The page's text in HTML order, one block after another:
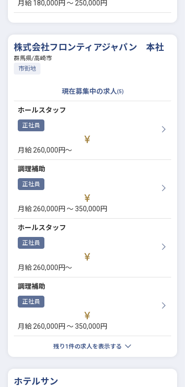
月給 180,000円 〜 250,000円
株式会社フロンティアジャパン 本社
群馬県/高崎市
市街地
現在募集中の求人(5)
正社員
ホールスタッフ
月給 260,000円〜
正社員
調理補助
月給 260,000円 〜 350,000円
正社員
ホールスタッフ
月給 260,000円〜
正社員
調理補助
月給 260,000円 〜 350,000円
残り 1 件の求人を表示する
ホテルサン